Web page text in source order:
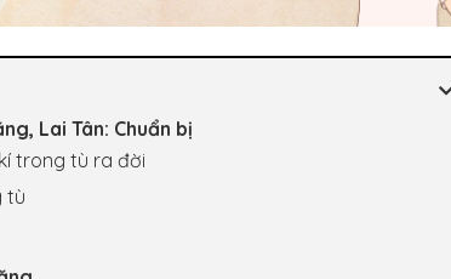
Lai Tân: Chuẩn bị
trong tù ra đời
tù